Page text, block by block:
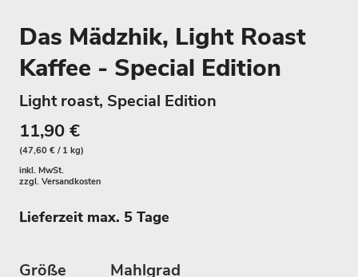
Das Mädzhik, Light Roast
Kaffee - Special Edition
Light roast, Special Edition
11,90 €
(47,60 € / 1 kg)
inkl. MwSt.
zzgl. Versandkosten
Lieferzeit max. 5 Tage
Größe Mahlgrad